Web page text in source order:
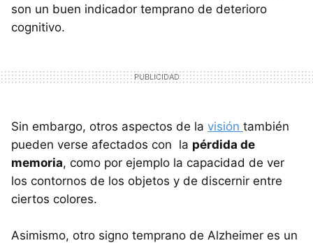
son un buen indicador temprano de deterioro
cognitivo.
Sin embargo, otros aspectos de la visión también
pueden verse afectados con la pérdida de
memoria, como por ejemplo la capacidad de ver
los contornos de los objetos y de discernir entre
ciertos colores.
Asimismo, otro signo temprano de Alzheimer es un